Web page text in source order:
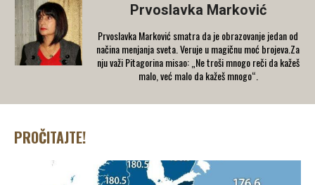
Prvoslavka Marković
Prvoslavka Marković smatra da je obrazovanje jedan od
načina menjanja sveta. Veruje u magičnu moć brojeva.Za
nju važi Pitagorina misao: „Ne troši mnogo reči da kažeš
malo, već malo da kažeš mnogo“.
PROČITAJTE!